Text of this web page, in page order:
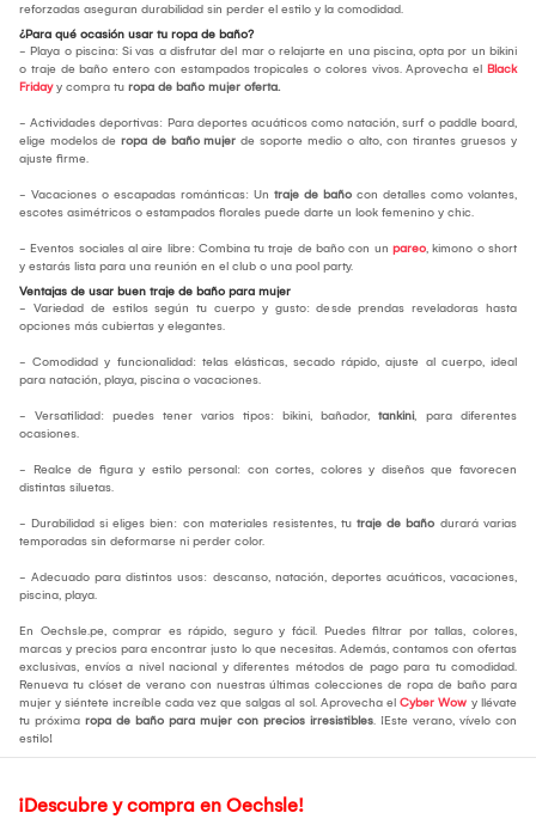
reforzadas aseguran durabilidad sin perder el estilo y la comodidad.
¿Para qué ocasión usar tu ropa de baño?
- Playa o piscina: Si vas a disfrutar del mar o relajarte en una piscina, opta por un bikini
o traje de baño entero con estampados tropicales o colores vivos. Aprovecha el Black
Fridayy compra tu ropa de baño mujer oferta.
- Actividades deportivas: Para deportes acuáticos como natación, surf o paddle board,
elige modelos de ropa de baño mujer de soporte medio o alto, con tirantes gruesos y
ajuste firme.
- Vacaciones o escapadas románticas: Un traje de baño con detalles como volantes,
escotes asimétricos o estampados florales puede darte un look femenino y chic.
- Eventos sociales al aire libre: Combina tu traje de baño con un pareo, kimono o short
y estarás lista para una reunión en el club o una pool party.
Ventajas de usar buen traje de baño para mujer
- Variedad de estilos según tu cuerpo y gusto: desde prendas reveladoras hasta
opciones más cubiertas y elegantes.
- Comodidad y funcionalidad: telas elásticas, secado rápido, ajuste al cuerpo, ideal
para natación, playa, piscina o vacaciones.
- Versatilidad: puedes tener varios tipos: bikini, bañador, tankini, para diferentes
ocasiones.
- Realce de figura y estilo personal: con cortes, colores y diseños que favorecen
distintas siluetas.
- Durabilidad si eliges bien: con materiales resistentes, tu traje de baño durará varias
temporadas sin deformarse ni perder color.
- Adecuado para distintos usos: descanso, natación, deportes acuáticos, vacaciones,
piscina, playa.
En Oechsle.pe, comprar es rápido, seguro y fácil. Puedes filtrar por tallas, colores,
marcas y precios para encontrar justo lo que necesitas. Además, contamos con ofertas
exclusivas, envíos a nivel nacional y diferentes métodos de pago para tu comodidad.
Renueva tu clóset de verano con nuestras últimas colecciones de ropa de baño para
mujer y siéntete increíble cada vez que salgas al sol. Aprovecha el Cyber Wow y llévate
tu próxima ropa de baño para mujer con precios irresistibles. ¡Este verano, vívelo con
estilo!
¡Descubre y compra en Oechsle!